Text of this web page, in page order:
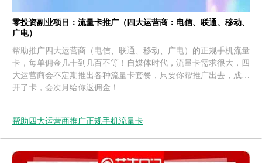
零投资副业项目：流量卡推广（四大运营商：电信、联通、移动、
广电）
帮助推广四大运营商（电信、联通、移动、广电）的正规手机流量
卡，每单佣金几十到几百不等！自媒体时代，流量卡需求很大，四
大运营商会不定期推出各种流量卡套餐，只要你帮推广出去，成功
开了卡，会次月给你返佣金！
帮助四大运营商推广正规手机流量卡